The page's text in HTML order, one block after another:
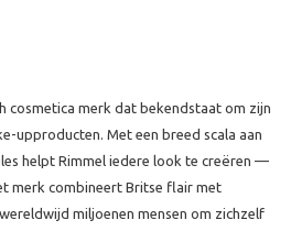
cosmetica merk dat bekendstaat om zijn
upproducten. Met een breed scala aan
helpt Rimmel iedere look te creëren —
merk combineert Britse flair met
miljoenen mensen om zichzelf